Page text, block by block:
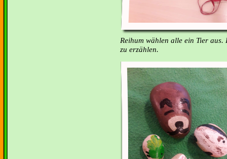
Reihum wählen alle ein Tier
zu erzählen.